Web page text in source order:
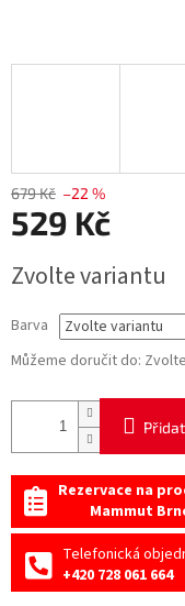
679 Kč –22 %
529 Kč
cena:
Zvolte variantu
Barva
Můžeme doručit do:
Rezervace na
Mammut
Telefonická
+420 728 061 664